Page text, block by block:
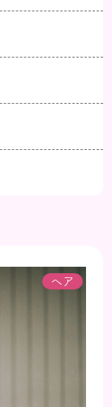
ヘア